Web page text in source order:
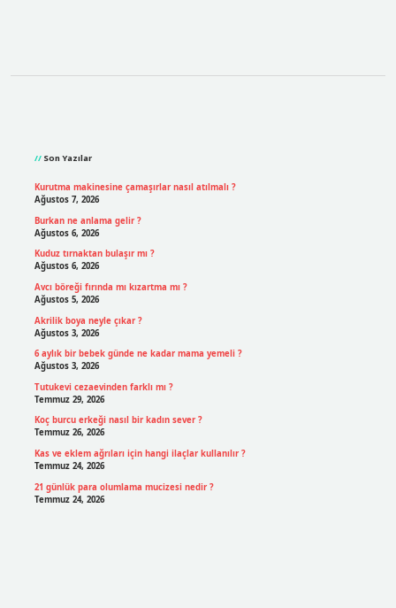
Son Yazılar
Kurutma makinesine çamaşırlar nasıl atılmalı ?
Ağustos 7, 2026
Burkan ne anlama gelir ?
Ağustos 6, 2026
Kuduz tırnaktan bulaşır mı ?
Ağustos 6, 2026
Avcı böreği fırında mı kızartma mı ?
Ağustos 5, 2026
Akrilik boya neyle çıkar ?
Ağustos 3, 2026
6 aylık bir bebek günde ne kadar mama yemeli ?
Ağustos 3, 2026
Tutukevi cezaevinden farklı mı ?
Temmuz 29, 2026
Koç burcu erkeği nasıl bir kadın sever ?
Temmuz 26, 2026
Kas ve eklem ağrıları için hangi ilaçlar kullanılır ?
Temmuz 24, 2026
21 günlük para olumlama mucizesi nedir ?
Temmuz 24, 2026